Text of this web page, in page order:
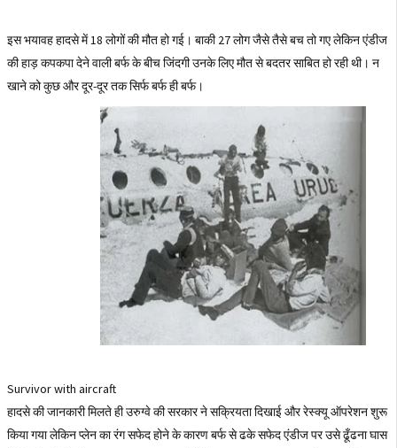
इस भयावह हादसे में 18 लोगों की मौत हो गई। बाकी 27 लोग जैसे तैसे बच तो गए लेकिन एंडीज
की हाड़ कपकपा देने वाली बर्फ के बीच जिंदगी उनके लिए मौत से बदतर साबित हो रही थी। न
खाने को कुछ और दूर-दूर तक सिर्फ बर्फ ही बर्फ।
Survivor with aircraft
हादसे की जानकारी मिलते ही उरुग्वे की सरकार ने सक्रियता दिखाई और रेस्क्यू ऑपरेशन शुरू
किया गया लेकिन प्लेन का रंग सफेद होने के कारण बर्फ से ढके सफेद एंडीज पर उसे ढूँढना घास